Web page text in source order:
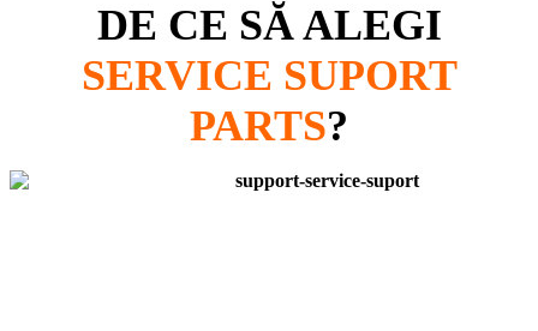
DE CE SĂ ALEGI
SERVICE SUPORT
PARTS?